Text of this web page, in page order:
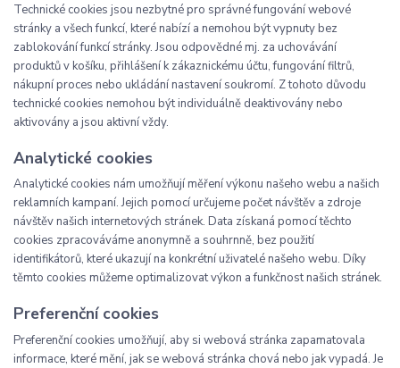
Technické cookies jsou nezbytné pro správné fungování webové
stránky a všech funkcí, které nabízí a nemohou být vypnuty bez
zablokování funkcí stránky. Jsou odpovědné mj. za uchovávání
produktů v košíku, přihlášení k zákaznickému účtu, fungování filtrů,
nákupní proces nebo ukládání nastavení soukromí. Z tohoto důvodu
technické cookies nemohou být individuálně deaktivovány nebo
aktivovány a jsou aktivní vždy.
Analytické cookies
Analytické cookies nám umožňují měření výkonu našeho webu a našich
reklamních kampaní. Jejich pomocí určujeme počet návštěv a zdroje
návštěv našich internetových stránek. Data získaná pomocí těchto
cookies zpracováváme anonymně a souhrnně, bez použití
identifikátorů, které ukazují na konkrétní uživatelé našeho webu. Díky
těmto cookies můžeme optimalizovat výkon a funkčnost našich stránek.
Preferenční cookies
Preferenční cookies umožňují, aby si webová stránka zapamatovala
informace, které mění, jak se webová stránka chová nebo jak vypadá. Je